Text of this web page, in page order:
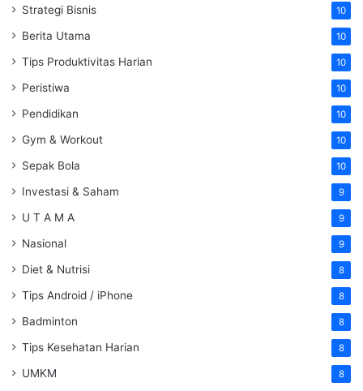
Strategi Bisnis 10
Berita Utama 10
Tips Produktivitas Harian 10
Peristiwa 10
Pendidikan 10
Gym & Workout 10
Sepak Bola 10
Investasi & Saham 9
U T A M A 9
Nasional 9
Diet & Nutrisi 8
Tips Android / iPhone 8
Badminton 8
Tips Kesehatan Harian 8
UMKM 8